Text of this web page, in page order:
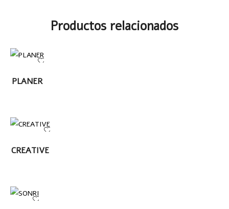
Productos relacionados
MÁS
PLANER
LEER MÁS
CREATIVE